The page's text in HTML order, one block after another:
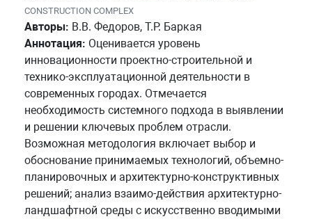
CONSTRUCTION COMPLEX
Авторы: В.В. Федоров, Т.Р. Баркая
Аннотация: Оценивается уровень
инновационности проектно-строительной и
технико-эксплуатационной деятельности в
современных городах. Отмечается
необходимость системного подхода в выявлении
и решении ключевых проблем отрасли.
Возможная методология включает выбор и
обоснование принимаемых технологий, объемно-
планировочных и архитектурно-конструктивных
решений; анализ взаимо-действия архитектурно-
ландшафтной среды с искусственно вводимыми